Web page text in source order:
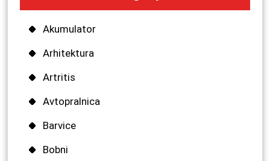
Akumulator
Arhitektura
Artritis
Avtopralnica
Barvice
Bobni